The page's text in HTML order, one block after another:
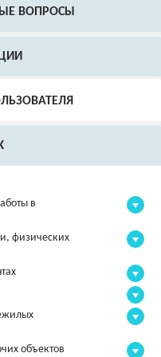
ВОПРОСЫ
в
физических
объектов